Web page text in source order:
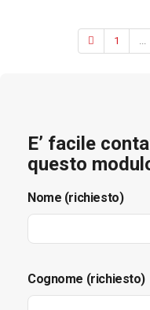
1 ...
E’ facile
questo
Nome (richiesto)
Cognome (richiesto)